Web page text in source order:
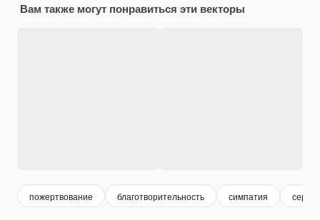
Вам также могут понравиться эти векторы
пожертвование благотворительность симпатия